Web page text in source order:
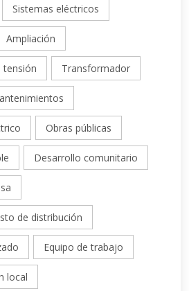
Sistemas eléctricos
Ampliación
tensión Transformador
Obras públicas
Desarrollo comunitario
de distribución
Equipo de trabajo
local